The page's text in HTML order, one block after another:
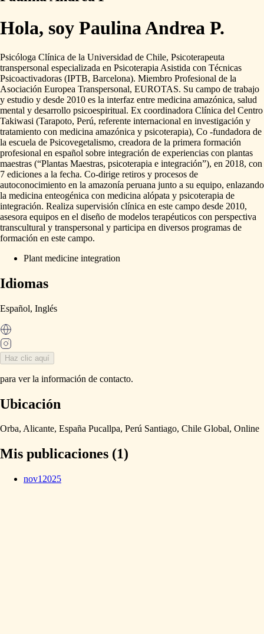
Hola, soy Paulina Andrea P.
Psicóloga Clínica de la Universidad de Chile​,​ Psicoterapeuta
transpersonal especializada en Psicoterapia Asistida con Técnicas
Psicoactivadoras (IPTB​,​ Barcelona). Miembro Profesional de la
Asociación Europea Transpersonal​,​ EUROTAS. Su campo de trabajo
y estudio y desde 2010 es la interfaz entre medicina amazónica​,​ salud
mental y desarrollo psicoespiritual. Ex coordinadora Clínica del Centro
Takiwasi (Tarapoto​,​ Perú​,​ referente internacional en investigación y
tratamiento con medicina amazónica y psicoterapia)​,​ Co -fundadora de
la escuela de Psicovegetalismo​,​ creadora de la primera formación
profesional en español sobre integración de experiencias con plantas
maestras (“Plantas Maestras​,​ psicoterapia e integración”)​,​ en 2018​,​ con
7 ediciones a la fecha. Co-dirige retiros y procesos de
autoconocimiento en la amazonía peruana junto a su equipo​,​ enlazando
la medicina enteogénica con medicina alópata y psicoterapia de
integración. Realiza supervisión clínica en este campo desde 2010​,​
asesora equipos en el diseño de modelos terapéuticos con perspectiva
transcultural y transpersonal y participa en diversos programas de
formación en este campo.
Plant medicine integration
Idiomas
Español, Inglés
Haz clic aquí
para ver la información de contacto.
Ubicación
Orba, Alicante, España Pucallpa, Perú Santiago, Chile Global, Online
Mis publicaciones (1)
nov1 2025